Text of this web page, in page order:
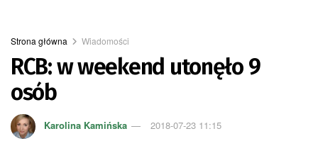
Strona główna Wiadomości
RCB: w weekend utonęło 9
osób
Karolina Kamińska 2018-07-23 11:15